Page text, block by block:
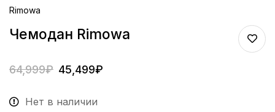
Rimowa
Чемодан Rimowa
64,999₽ 45,499₽
Нет в наличии